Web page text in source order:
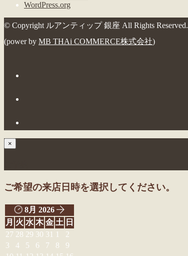
WordPress.org
© Copyright ルアンティップ 銀座 All Rights Reserved.
(power by MB THAi COMMERCE株式会社)
×
ご希望の来店日時を選択してください。
8月 2026
月 火 水 木 金 土 日
27 28 29 30 31 1
2
3
4 5 6 7 8
9